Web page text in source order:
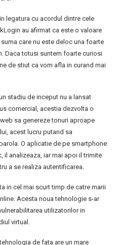
legatura cu acordul dintre cele
au afirmat ca este o valoare
care nu este deloc una foarte
Daca totusi suntem foarte curiosi
de stiut ca vom afla in curand mai
stadiu de inceput nu a lansat
comercial, acestia dezvolta o
sa genereze tonuri aproape
acest lucru putand sa
O aplicatie de pe smartphone
il analizeaza, iar mai apoi il trimite
a se realiza autentificarea.
in cel mai scurt timp de catre marii
Acesta noua tehnologie s-ar
utilizatorilor in
virtual.
de fata are un mare